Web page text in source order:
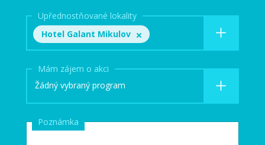
Upřednostňované lokality
Hotel Galant Mikulov
Mám zájem o akci
Žádný vybraný program
Poznámka